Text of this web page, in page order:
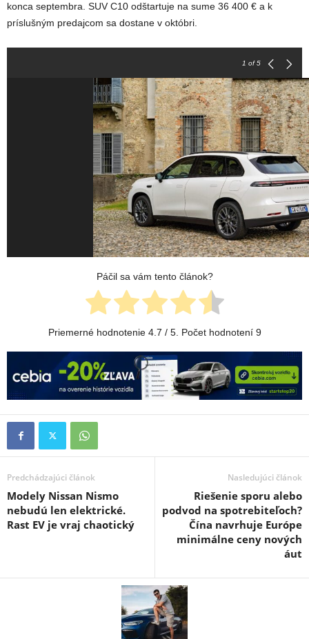
konca septembra. SUV C10 odštartuje na sume 36 400 € a k
príslušným predajcom sa dostane v októbri.
1 of 5
Páčil sa vám tento článok?
Priemerné hodnotenie 4.7 / 5. Počet hodnotení 9
Predchádzajúci článok
Modely Nissan Nismo
nebudú len elektrické.
Rast EV je vraj chaotický
Nasledujúci článok
Riešenie sporu alebo
podvod na spotrebiteľoch?
Čína navrhuje Európe
minimálne ceny nových
áut